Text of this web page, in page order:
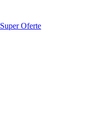
Super Oferte